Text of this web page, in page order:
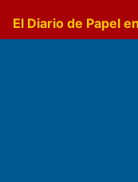
El Diario de Papel